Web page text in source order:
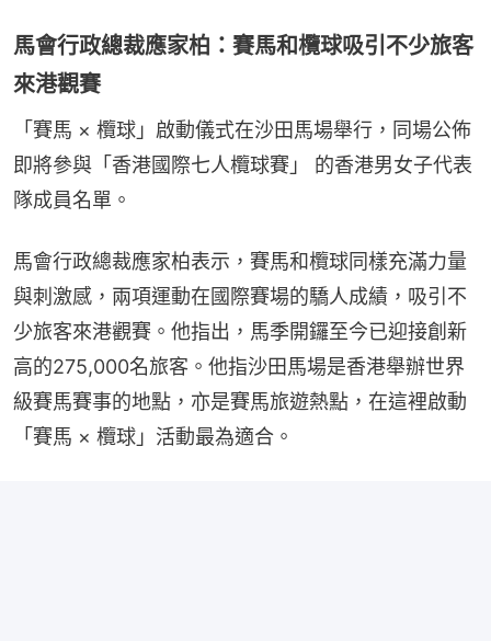
馬會行政總裁應家柏：賽馬和欖球吸引不少旅客
來港觀賽
「賽馬 × 欖球」啟動儀式在沙田馬場舉行，同場公佈
即將參與「香港國際七人欖球賽」 的香港男女子代表
隊成員名單。
馬會行政總裁應家柏表示，賽馬和欖球同樣充滿力量
與刺激感，兩項運動在國際賽場的驕人成績，吸引不
少旅客來港觀賽。他指出，馬季開鑼至今已迎接創新
高的275,000名旅客。他指沙田馬場是香港舉辦世界
級賽馬賽事的地點，亦是賽馬旅遊熱點，在這裡啟動
「賽馬 × 欖球」活動最為適合。